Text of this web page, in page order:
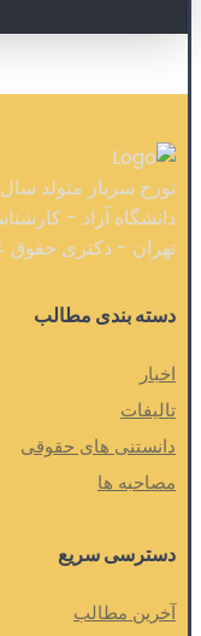
دانشگاه آزاد -
تهران - دکتری حقوق
دسته بندی مطالب
اخبار
تالیفات
دانستنی های حقوقی
مصاحبه ها
دسترسی سریع
آخرین مطالب